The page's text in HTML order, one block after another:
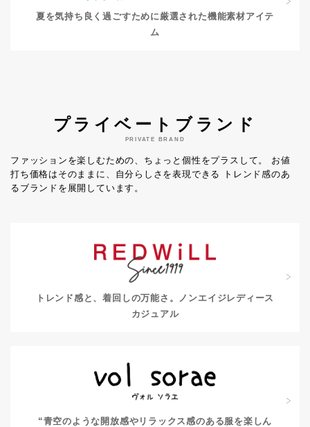
夏を気持ち良く過ごすために 厳選された機能素材アイテ
ム
プライベートブランド
PRIVATE BRAND
ファッションを楽しむための、ちょっと個性をプラスして。
お値
打ち価格はそのままに、自分らしさを表現できる
トレンド感のあ
るブランドを展開しています。
トレンド感と、着回しの万能さ。
ノンエイジレディース
カジュアル
“青空のような開放感やリラックス感のある服を楽しん